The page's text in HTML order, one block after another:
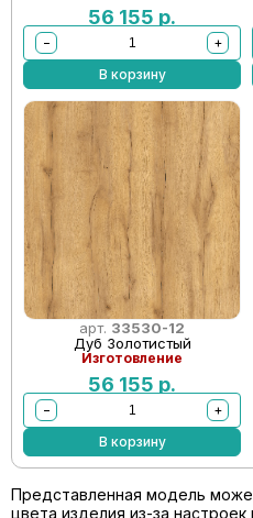
56 155 р.
−
+
В корзину
арт. 33530-12
Дуб Золотистый
Изготовление
56 155 р.
−
+
В корзину
Представленная модель
цвета изделия из-за